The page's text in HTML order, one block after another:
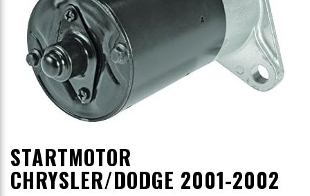
STARTMOTOR
CHRYSLER/DODGE 2001-2002